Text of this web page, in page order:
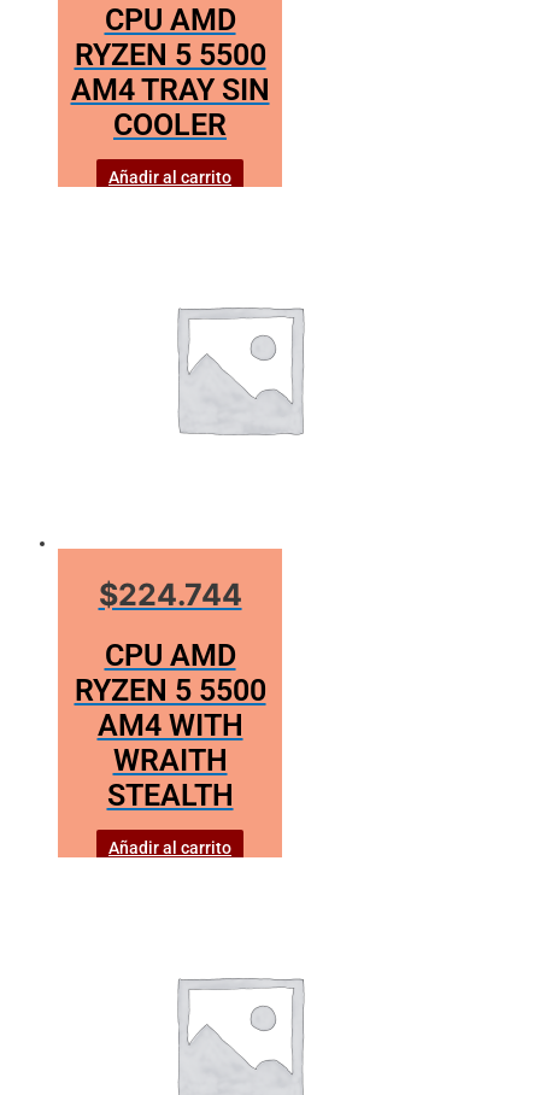
CPU AMD
RYZEN 5 5500
AM4 TRAY SIN
COOLER
Añadir al carrito
$224.744
CPU AMD
RYZEN 5 5500
AM4 WITH
WRAITH
STEALTH
Añadir al carrito